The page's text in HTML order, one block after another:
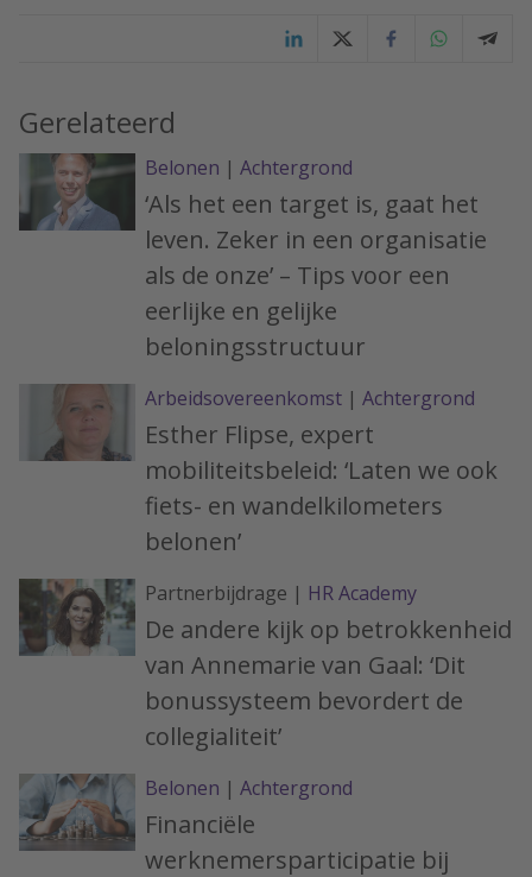
Gerelateerd
Belonen | Achtergrond
‘Als het een target is, gaat het
leven. Zeker in een organisatie
als de onze’ – Tips voor een
eerlijke en gelijke
beloningsstructuur
Arbeidsovereenkomst | Achtergrond
Esther Flipse, expert
mobiliteitsbeleid: ‘Laten we ook
fiets- en wandelkilometers
belonen’
Partnerbijdrage | HR Academy
De andere kijk op betrokkenheid
van Annemarie van Gaal: ‘Dit
bonussysteem bevordert de
collegialiteit’
Belonen | Achtergrond
Financiële
werknemersparticipatie bij